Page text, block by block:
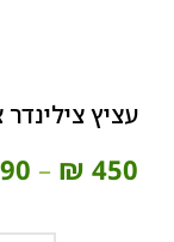
עציץ
₪ 450
–